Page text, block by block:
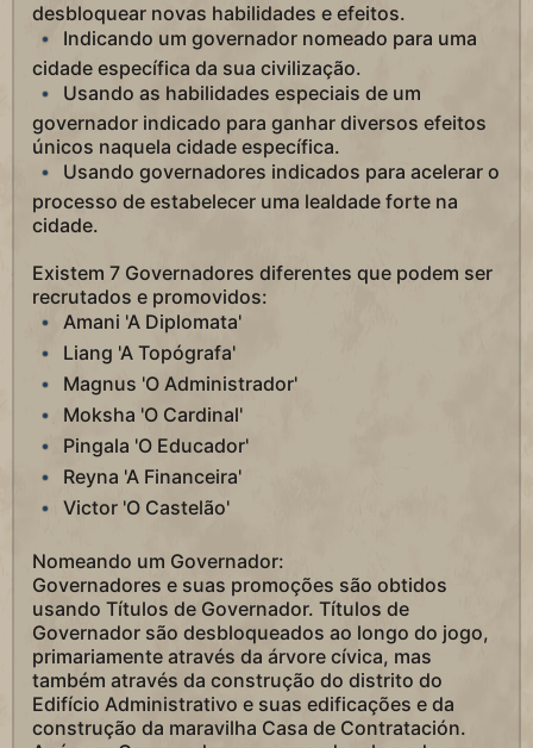
desbloquear novas habilidades e efeitos.
Indicando um governador nomeado para uma
cidade específica da sua civilização.
Usando as habilidades especiais de um
governador indicado para ganhar diversos efeitos
únicos naquela cidade específica.
Usando governadores indicados para acelerar o
processo de estabelecer uma lealdade forte na
cidade.
Existem 7 Governadores diferentes que podem ser
recrutados e promovidos:
Amani 'A Diplomata'
Liang 'A Topógrafa'
Magnus 'O Administrador'
Moksha 'O Cardinal'
Pingala 'O Educador'
Reyna 'A Financeira'
Victor 'O Castelão'
Nomeando um Governador:
Governadores e suas promoções são obtidos
usando Títulos de Governador. Títulos de
Governador são desbloqueados ao longo do jogo,
primariamente através da árvore cívica, mas
também através da construção do distrito do
Edifício Administrativo e suas edificações e da
construção da maravilha Casa de Contratación.